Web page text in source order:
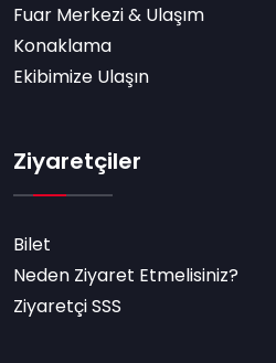
Fuar Merkezi & Ulaşım
Konaklama
Ekibimize Ulaşın
Ziyaretçiler
Bilet
Neden Ziyaret Etmelisiniz?
Ziyaretçi SSS